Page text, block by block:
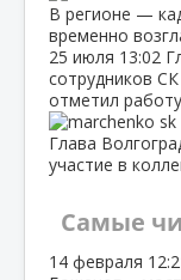
В регионе —
временно
25 июля 13:02
сотрудников
отметил
Глава
участие в
Самые
14 февраля